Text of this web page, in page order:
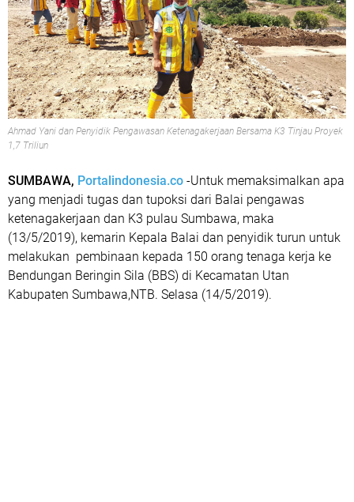
Ahmad Yani dan Penyidik Pengawasan Ketenagakerjaan Bersama K3 Tinjau Proyek
1,7 Triliun
SUMBAWA, Portalindonesia.co -Untuk memaksimalkan apa
yang menjadi tugas dan tupoksi dari Balai pengawas
ketenagakerjaan dan K3 pulau Sumbawa, maka
(13/5/2019), kemarin Kepala Balai dan penyidik turun untuk
melakukan pembinaan kepada 150 orang tenaga kerja ke
Bendungan Beringin Sila (BBS) di Kecamatan Utan
Kabupaten Sumbawa,NTB. Selasa (14/5/2019).